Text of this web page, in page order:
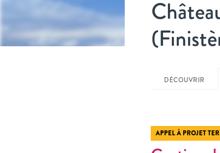
DÉCOUVRIR
APPEL À PROJET